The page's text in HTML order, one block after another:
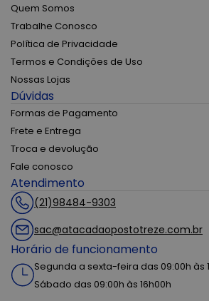
Quem Somos
Trabalhe Conosco
Política de Privacidade
Termos e Condições de Uso
Nossas Lojas
Dúvidas
Formas de Pagamento
Frete e Entrega
Troca e devolução
Fale conosco
Atendimento
(21)98484-9303
sac@atacadaopostotreze.com.br
Horário de funcionamento
Segunda a sexta-feira das 09:00h às
Sábado das 09:00h às 16h00h